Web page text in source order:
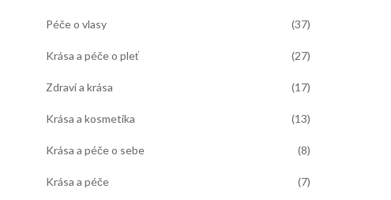
Péče o vlasy (37)
Krása a péče o pleť (27)
Zdraví a krása (17)
Krása a kosmetika (13)
Krása a péče o sebe (8)
Krása a péče (7)